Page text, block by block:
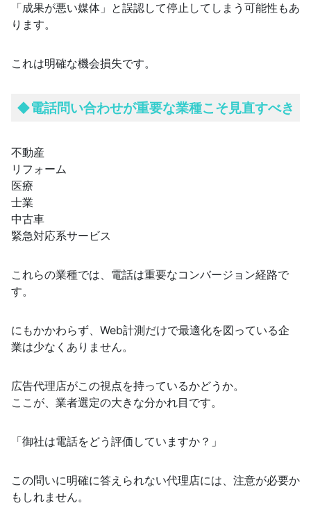
「成果が悪い媒体」と誤認して停止してしまう可能性もあ
ります。
これは明確な機会損失です。
◆電話問い合わせが重要な業種こそ見直すべき
不動産
リフォーム
医療
士業
中古車
緊急対応系サービス
これらの業種では、電話は重要なコンバージョン経路で
す。
にもかかわらず、Web計測だけで最適化を図っている企
業は少なくありません。
広告代理店がこの視点を持っているかどうか。
ここが、業者選定の大きな分かれ目です。
「御社は電話をどう評価していますか？」
この問いに明確に答えられない代理店には、注意が必要か
もしれません。